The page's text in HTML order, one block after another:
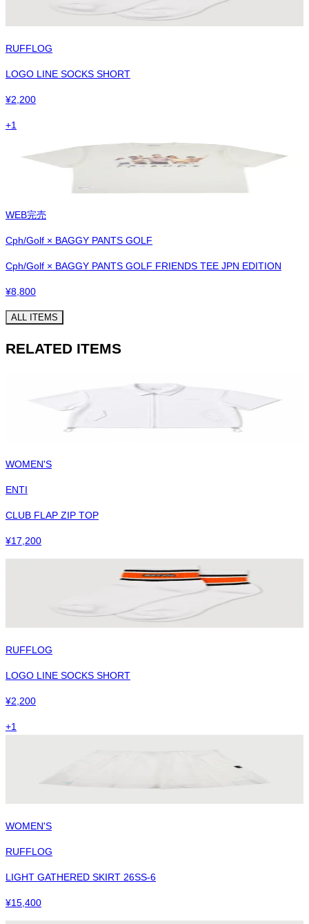
RUFFLOG
LOGO LINE SOCKS SHORT
¥2,200
+1
WEB完売
Cph/Golf × BAGGY PANTS GOLF
Cph/Golf × BAGGY PANTS GOLF FRIENDS TEE JPN EDITION
¥8,800
ALL ITEMS
RELATED ITEMS
WOMEN'S
ENTI
CLUB FLAP ZIP TOP
¥17,200
RUFFLOG
LOGO LINE SOCKS SHORT
¥2,200
+1
WOMEN'S
RUFFLOG
LIGHT GATHERED SKIRT 26SS-6
¥15,400